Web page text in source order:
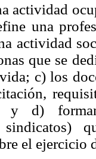
actividad
una
actividad
que se
c) los
y d)
sindicatos)
el ejercicio